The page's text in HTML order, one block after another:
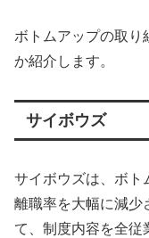
ボトムアップの取り
か紹介します。
サイボウズ
サイボウズは、ボト
離職率を大幅に減少
て、制度内容を全従